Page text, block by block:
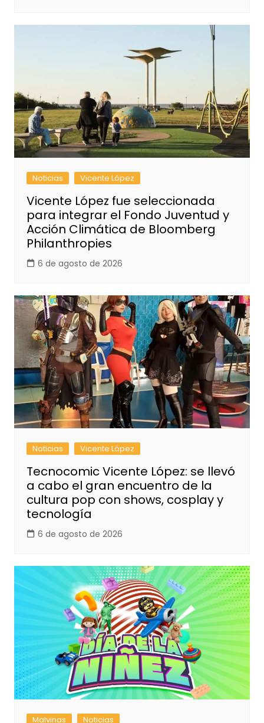
Noticias Vicente López
Vicente López fue seleccionada
para integrar el Fondo Juventud y
Acción Climática de Bloomberg
Philanthropies
6 de agosto de 2026
Noticias Vicente López
Tecnocomic Vicente López: se llevó
a cabo el gran encuentro de la
cultura pop con shows, cosplay y
tecnología
6 de agosto de 2026
Malvinas Noticias